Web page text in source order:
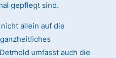
gepflegt sind.
allein auf die
umfasst auch die